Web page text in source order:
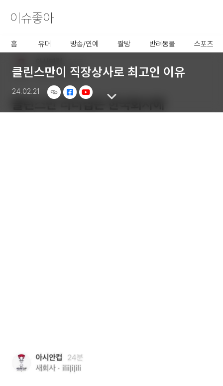
사용할 공유 링크를 선택 해 주
이슈좋아
홈 유머 방송/연예 짤방 반려동물 스포츠
클린스만이 직장상사로 최고인 이유
24.02.21